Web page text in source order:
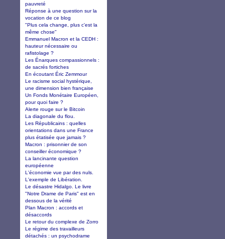
pauvreté
Réponse à une question sur la
vocation de ce blog
"Plus cela change, plus c'est la
même chose"
Emmanuel Macron et la CEDH :
hauteur nécessaire ou
rafistolage ?
Les Énarques compassionnels :
de sacrés fortiches
En écoutant Éric Zemmour
Le racisme social hystérique,
une dimension bien française
Un Fonds Monétaire Européen,
pour quoi faire ?
Alerte rouge sur le Bitcoin
La diagonale du flou.
Les Républicains : quelles
orientations dans une France
plus étatisée que jamais ?
Macron : prisonnier de son
conseiller économique ?
La lancinante question
européenne
L'économie vue par des nuls.
L'exemple de Libération.
Le désastre Hidalgo. Le livre
"Notre Drame de Paris" est en
dessous de la vérité
Plan Macron : accords et
désaccords
Le retour du complexe de Zorro
Le régime des travailleurs
détachés : un psychodrame